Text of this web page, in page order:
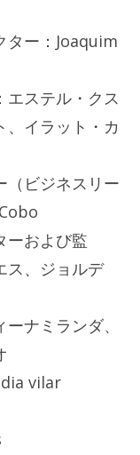
ター：Joaquim
エステル・クス
、イラット・カ
（ビジネスリー
ーおよび監
ス、ジョルデ
ナミランダ、
vilar